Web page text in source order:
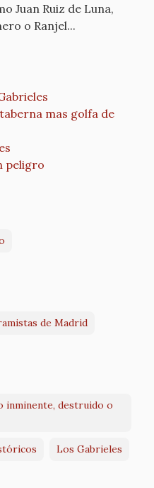
Juan Ruiz de Luna,
o Ranjel...
mas golfa de
peligro
de Madrid
destruido o
Los Gabrieles